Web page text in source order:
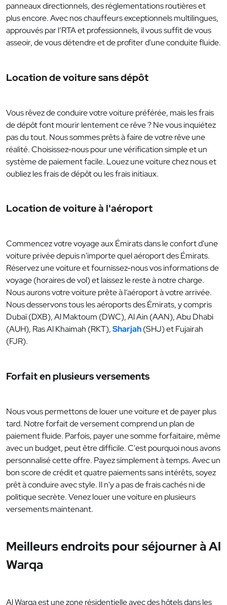
panneaux directionnels, des réglementations routières et
plus encore. Avec nos chauffeurs exceptionnels multilingues,
approuvés par l’RTA et professionnels, il vous suffit de vous
asseoir, de vous détendre et de profiter d'une conduite fluide.
Location de voiture sans dépôt
Vous rêvez de conduire votre voiture préférée, mais les frais
de dépôt font mourir lentement ce rêve ? Ne vous inquiétez
pas du tout. Nous sommes prêts à faire de votre rêve une
réalité. Choisissez-nous pour une vérification simple et un
système de paiement facile. Louez une voiture chez nous et
oubliez les frais de dépôt ou les frais initiaux.
Location de voiture à l'aéroport
Commencez votre voyage aux Émirats dans le confort d'une
voiture privée depuis n'importe quel aéroport des Émirats.
Réservez une voiture et fournissez-nous vos informations de
voyage (horaires de vol) et laissez le reste à notre charge.
Nous aurons votre voiture prête à l’aéroport à votre arrivée.
Nous desservons tous les aéroports des Émirats, y compris
Dubaï (DXB), Al Maktoum (DWC), Al Ain (AAN), Abu Dhabi
(AUH), Ras Al Khaimah (RKT),Sharjah(SHJ) et Fujairah
(FJR).
Forfait en plusieurs versements
Nous vous permettons de louer une voiture et de payer plus
tard. Notre forfait de versement comprend un plan de
paiement fluide. Parfois, payer une somme forfaitaire, même
avec un budget, peut être difficile. C'est pourquoi nous avons
personnalisé cette offre. Payez simplement à temps. Avec un
bon score de crédit et quatre paiements sans intérêts, soyez
prêt à conduire avec style. Il n'y a pas de frais cachés ni de
politique secrète. Venez louer une voiture en plusieurs
versements maintenant.
Meilleurs endroits pour séjourner à Al
Warqa
Al Warqa est une zone résidentielle avec des hôtels dans les